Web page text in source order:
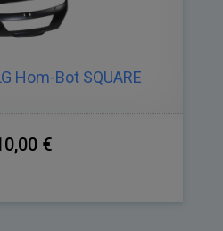
Hom-Bot SQUARE
€